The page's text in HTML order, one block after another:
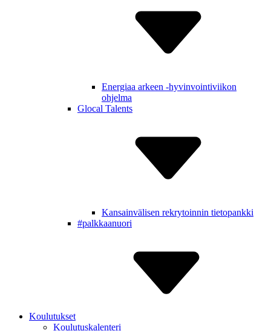
Energiaa arkeen -hyvinvointiviikon
ohjelma
Glocal Talents
Kansain­välisen rekry­toinnin tietopankki
#palkkaa­nuori
Koulutukset
Koulutuskalenteri